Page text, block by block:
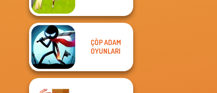
ÇÖP ADAM
OYUNLARI